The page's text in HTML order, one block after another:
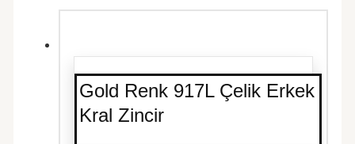
Gold Renk 917L Çelik Erkek
Kral Zincir